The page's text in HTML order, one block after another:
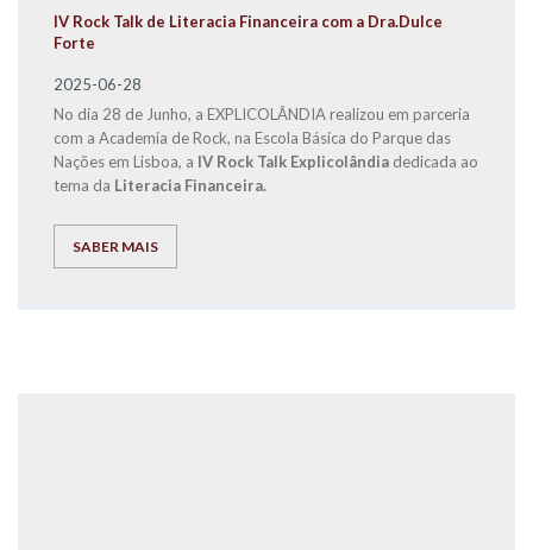
IV Rock Talk de Literacia Financeira com a Dra.Dulce
Forte
2025-06-28
No dia 28 de Junho, a EXPLICOLÂNDIA realizou em parceria
com a Academia de Rock, na Escola Básica do Parque das
Nações em Lisboa, a IV Rock Talk Explicolândia dedicada ao
tema da Literacia Financeira.
SABER MAIS